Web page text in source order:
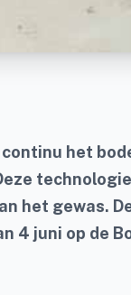
het
het gewas.
4 juni op de